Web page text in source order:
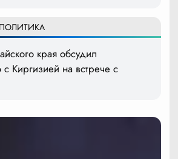
ПОЛИТИКА
края обсудил
с Киргизией на встрече с